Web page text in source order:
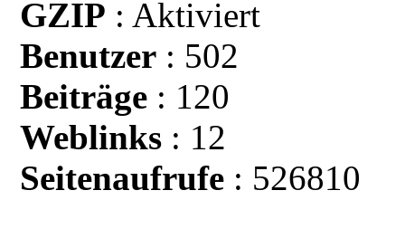
GZIP : Aktiviert
Benutzer : 502
Beiträge : 120
Weblinks : 12
Seitenaufrufe : 526810